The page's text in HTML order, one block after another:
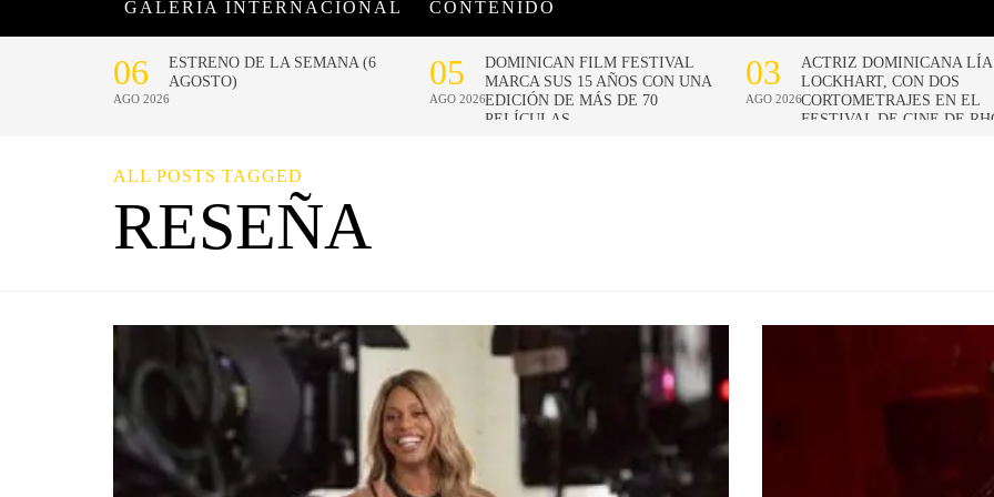
GALERÍA INTERNACIONAL CONTENIDO
ALL POSTS TAGGED
RESEÑA